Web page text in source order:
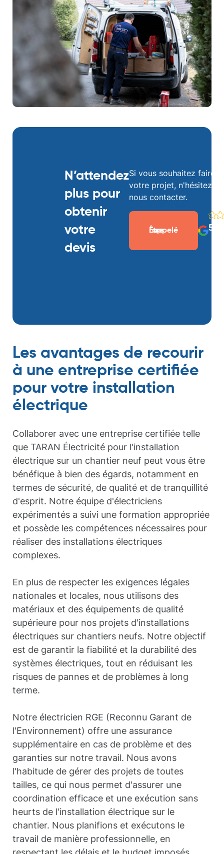
N’attendez
plus pour
obtenir
votre
devis
Si vous souhaitez faire
votre projet, n'hésitez
nous contacter.
Être rappelé 5/5
Les avantages de recourir
à une entreprise certifiée
pour votre installation
électrique
Collaborer avec une entreprise certifiée telle
que TARAN Électricité pour l'installation
électrique sur un chantier neuf peut vous être
bénéfique à bien des égards, notamment en
termes de sécurité, de qualité et de tranquillité
d'esprit. Notre équipe d'électriciens
expérimentés a suivi une formation appropriée
et possède les compétences nécessaires pour
réaliser des installations électriques
complexes.
En plus de respecter les exigences légales
nationales et locales, nous utilisons des
matériaux et des équipements de qualité
supérieure pour nos projets d'installations
électriques sur chantiers neufs. Notre objectif
est de garantir la fiabilité et la durabilité des
systèmes électriques, tout en réduisant les
risques de pannes et de problèmes à long
terme.
Notre électricien RGE (Reconnu Garant de
l'Environnement) offre une assurance
supplémentaire en cas de problème et des
garanties sur notre travail. Nous avons
l'habitude de gérer des projets de toutes
tailles, ce qui nous permet d'assurer une
coordination efficace et une exécution sans
heurts de l'installation électrique sur le
chantier. Nous planifions et exécutons le
travail de manière professionnelle, en